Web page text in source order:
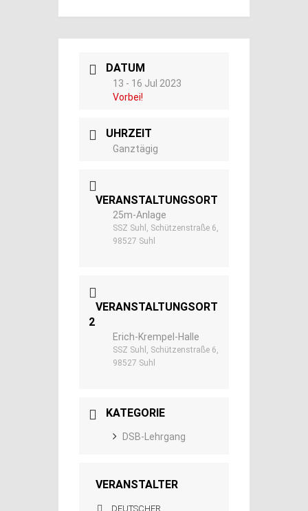
DATUM
13 - 16 Jul 2023
Vorbei!
UHRZEIT
Ganztägig
VERANSTALTUNGSORT
25m-Anlage
SSZ Suhl, Schützenstraße 6,
98527 Suhl
VERANSTALTUNGSORT
2
Erich-Krempel-Halle
SSZ Suhl, Schützenstraße 6,
98527 Suhl
KATEGORIE
DSB-Lehrgang
VERANSTALTER
DEUTSCHER